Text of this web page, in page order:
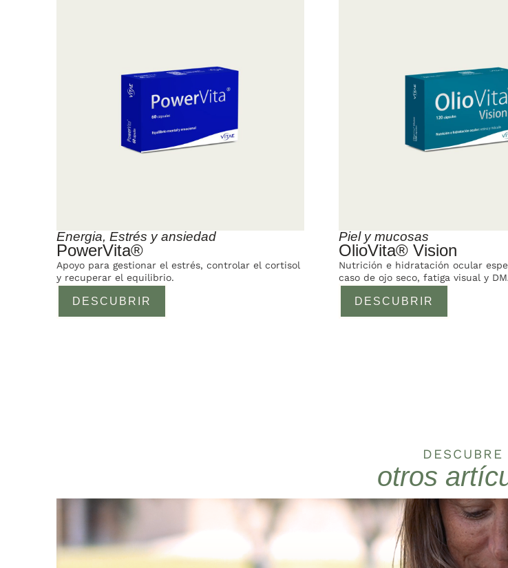
Energia, Estrés y ansiedad
PowerVita®
DESCUBRIR
Apoyo para gestionar el estrés, controlar el cortisol
y recuperar el equilibrio.
Piel y mucosas
OlioVita® Vision
DESCUBRIR
Nutrición e hidratación ocular
caso de ojo seco, fatiga visual y
DESCUBRE
otros